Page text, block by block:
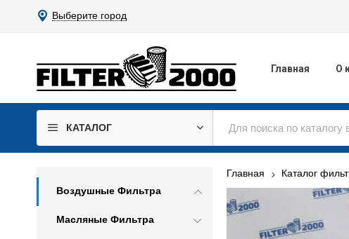
Выберите город
Главная О
КАТАЛОГ
Воздушные Фильтра
Масляные Фильтра
Главная Каталог